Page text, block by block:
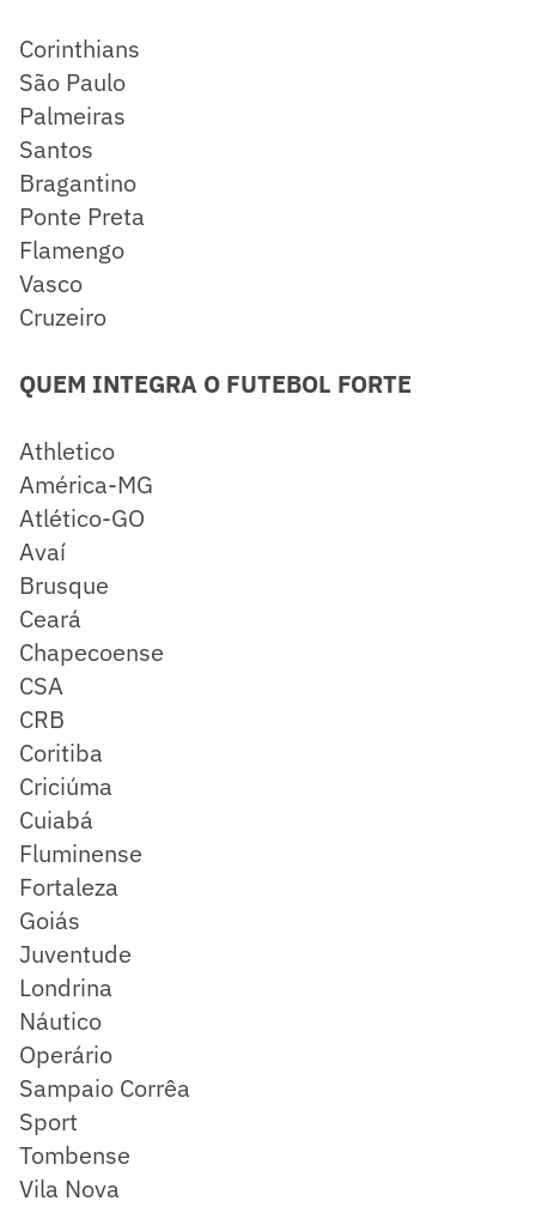
Corinthians
São Paulo
Palmeiras
Santos
Bragantino
Ponte Preta
Flamengo
Vasco
Cruzeiro
QUEM INTEGRA O FUTEBOL FORTE
Athletico
América-MG
Atlético-GO
Avaí
Brusque
Ceará
Chapecoense
CSA
CRB
Coritiba
Criciúma
Cuiabá
Fluminense
Fortaleza
Goiás
Juventude
Londrina
Náutico
Operário
Sampaio Corrêa
Sport
Tombense
Vila Nova